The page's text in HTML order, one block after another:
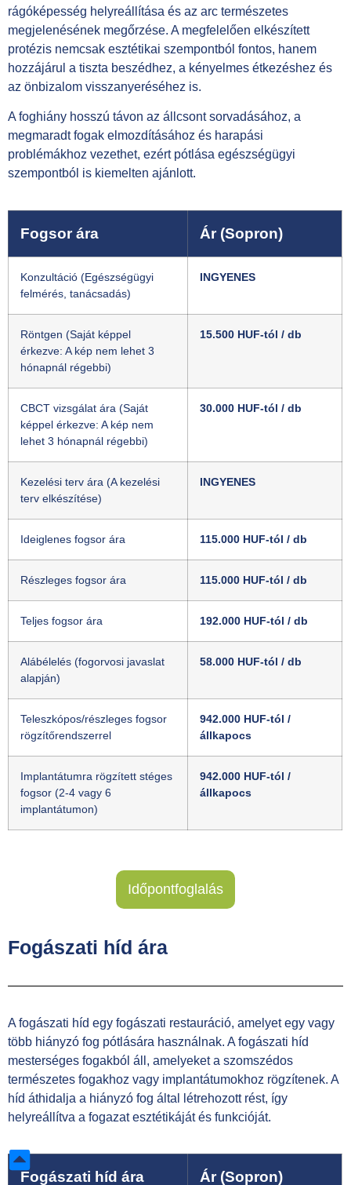
rágóképesség helyreállítása és az arc természetes
megjelenésének megőrzése. A megfelelően elkészített
protézis nemcsak esztétikai szempontból fontos, hanem
hozzájárul a tiszta beszédhez, a kényelmes étkezéshez és
az önbizalom visszanyeréséhez is.
A foghiány hosszú távon az állcsont sorvadásához, a
megmaradt fogak elmozdításához és harapási
problémákhoz vezethet, ezért pótlása egészségügyi
szempontból is kiemelten ajánlott.
Fogsor ára Ár (Sopron)
Konzultáció (Egészségügyi
felmérés, tanácsadás)
INGYENES
Röntgen (Saját képpel
érkezve: A kép nem lehet 3
hónapnál régebbi)
15.500 HUF-tól / db
CBCT vizsgálat ára (Saját
képpel érkezve: A kép nem
lehet 3 hónapnál régebbi)
30.000 HUF-tól / db
Kezelési terv ára (A kezelési
terv elkészítése)
INGYENES
Ideiglenes fogsor ára 115.000 HUF-tól / db
Részleges fogsor ára 115.000 HUF-tól / db
Teljes fogsor ára 192.000 HUF-tól / db
Alábélelés (fogorvosi javaslat
alapján)
58.000 HUF-tól / db
Teleszkópos/részleges fogsor
rögzítőrendszerrel
942.000 HUF-tól /
állkapocs
Implantátumra rögzített stéges
fogsor (2-4 vagy 6
implantátumon)
942.000 HUF-tól /
állkapocs
Időpontfoglalás
Fogászati ​​híd ára
A fogászati ​​híd egy fogászati ​​restauráció, amelyet egy vagy
több hiányzó fog pótlására használnak. A fogászati ​​híd
mesterséges fogakból áll, amelyeket a szomszédos
természetes fogakhoz vagy implantátumokhoz rögzítenek. A
híd áthidalja a hiányzó fog által létrehozott rést, így
helyreállítva a fogazat esztétikáját és funkcióját.
Fogászati híd ára Ár (Sopron)